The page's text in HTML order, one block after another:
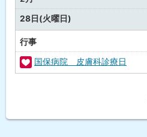
し
28日(火曜日)
行事
福
健
国保病院 皮膚科診療日